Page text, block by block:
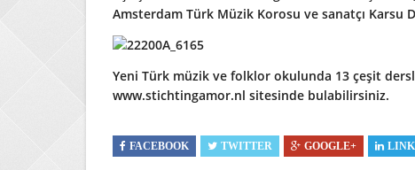
Amsterdam Türk Müzik Korosu ve sanatçı Karsu
Yeni Türk müzik ve folklor okulunda 13 çeşit
www.stichtingamor.nl sitesinde bulabilirsiniz.
FACEBOOK TWITTER GOOGLE+